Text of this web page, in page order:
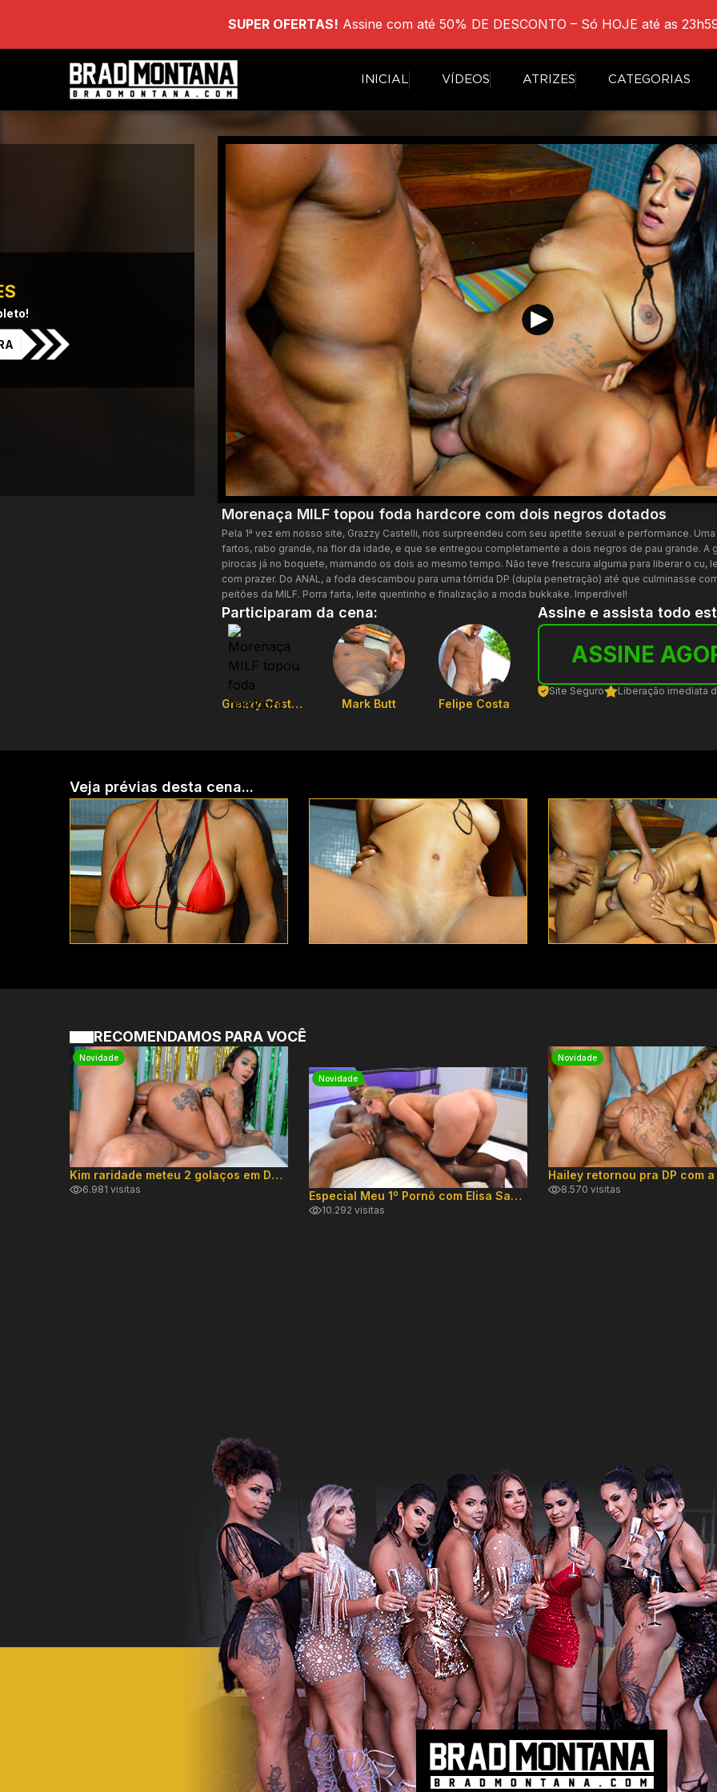
SUPER OFERTAS! Assine com até 50% DE DESCONTO – Só HOJE até as
INICIAL VÍDEOS ATRIZES CATEGORIAS
Morenaça MILF topou foda hardcore com dois negros dotados
Pela 1ª vez em nosso site, Grazzy Castelli, nos surpreendeu com seu apetite sexual e performance.
fartos, rabo grande, na flor da idade, e que se entregou completamente a dois negros de pau grande. A
pirocas já no boquete, mamando os dois ao mesmo tempo. Não teve frescura alguma para liberar o cu,
com prazer. Do ANAL, a foda descambou para uma tórrida DP (dupla penetração) até que culminasse
peitões da MILF. Porra farta, leite quentinho e finalização a moda bukkake. Imperdível!
Participaram da cena:
Grazzy Castelli Mark Butt Felipe Costa
Assine e assista todo
ASSINE
Site Seguro Liberação imediata
Veja prévias desta cena...
RECOMENDAMOS PARA VOCÊ
Novidade
Kim raridade meteu 2 golaços em DP hard!
6.981 visitas
Novidade
Especial Meu 1º Pornô com Elisa Sanches
10.292 visitas
Novidade
8.570 visitas